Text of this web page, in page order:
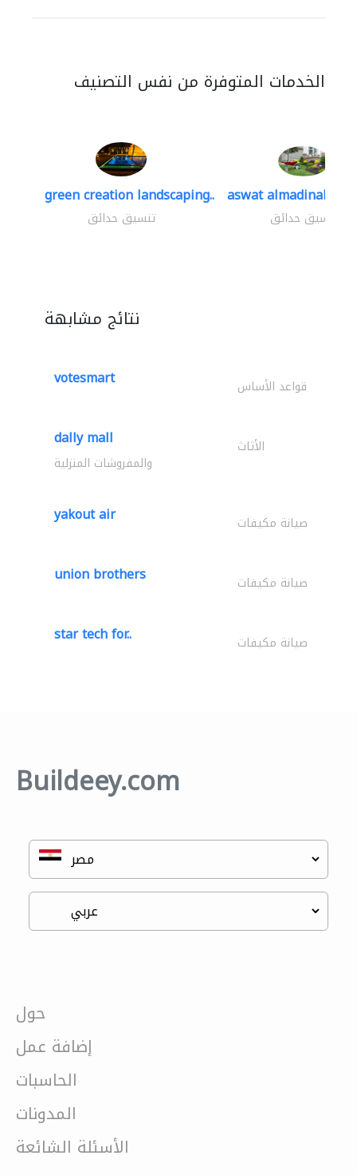
الخدمات المتوفرة من نفس التصنيف
green creation landscaping..
تنسيق حدائق
aswat almadinah
تنسيق حدائق
نتائج مشابهة
votesmart قواعد الأساس
dally mall الأثاث
والمفروشات المنزلية
yakout air صيانة مكيفات
union brothers صيانة مكيفات
star tech for.. صيانة مكيفات
Buildeey.com
حول
إضافة عمل
الحاسبات
المدونات
الأسئلة الشائعة